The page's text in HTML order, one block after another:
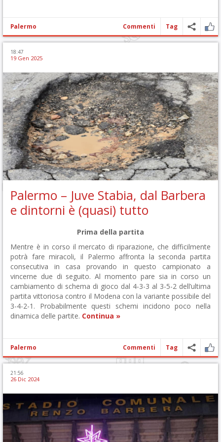
Palermo Commenti Tag
18:47
19 Gen 2025
Palermo – Juve Stabia, dal Barbera
e dintorni è (quasi) tutto
Prima della partita
Mentre è in corso il mercato di riparazione, che difficilmente
potrà fare miracoli, il Palermo affronta la seconda partita
consecutiva in casa provando in questo campionato a
vincerne due di seguito. Al momento pare sia in corso un
cambiamento di schema di gioco dal 4-3-3 al 3-5-2 dell’ultima
partita vittoriosa contro il Modena con la variante possibile del
3-4-2-1. Probabilmente questi schemi incidono poco nella
dinamica delle partite. Continua »
Palermo Commenti Tag
21:56
26 Dic 2024